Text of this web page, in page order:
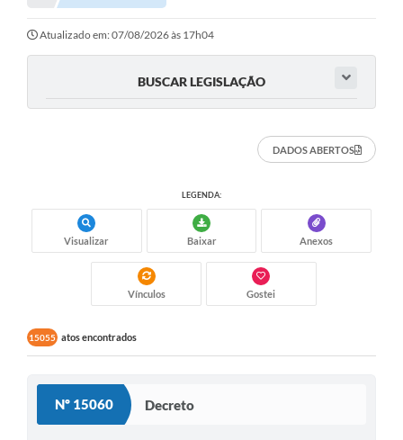
Atualizado em: 07/08/2026 às 17h04
BUSCAR LEGISLAÇÃO
DADOS ABERTOS
LEGENDA:
Visualizar Baixar Anexos
Vínculos Gostei
15055 atos encontrados
Nº 15060 Decreto